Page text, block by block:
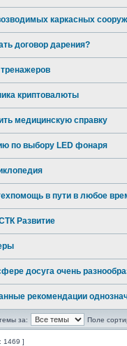
каркасных
договор дарения?
криптовалюты
медицинскую справку
по выбору LED фонаря
в пути в любое
Развитие
досуга очень
рекомендации
за: Поле
1469 ]